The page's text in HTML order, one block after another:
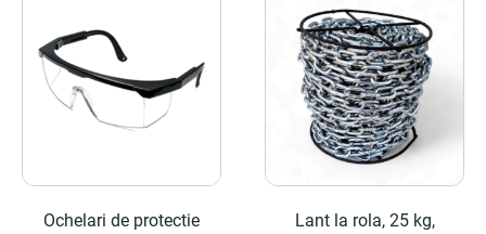
Ochelari de protectie
Lant la rola, 25 kg,